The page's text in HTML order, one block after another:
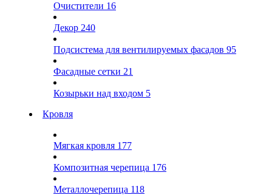
Очистители 16
Декор 240
Подсистема для вентилируемых фасадов 95
Фасадные сетки 21
Козырьки над входом 5
Кровля
Мягкая кровля 177
Композитная черепица 176
Металлочерепица 118